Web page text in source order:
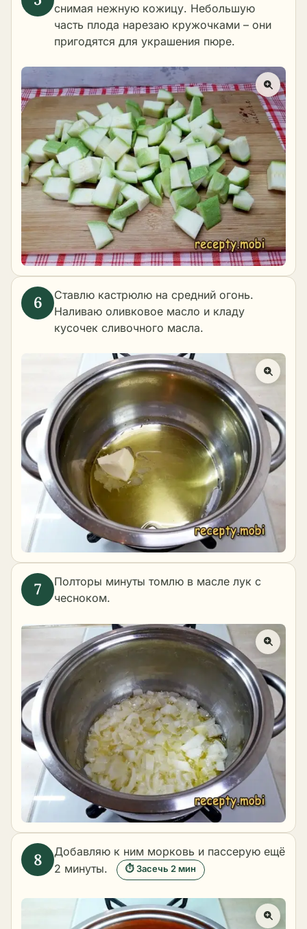
снимая нежную кожицу. Небольшую
часть плода нарезаю кружочками – они
пригодятся для украшения пюре.
Ставлю кастрюлю на средний огонь.
Наливаю оливковое масло и кладу
кусочек сливочного масла.
Полторы минуты томлю в масле лук с
чесноком.
Добавляю к ним морковь и пассерую ещё
2 минуты.
⏱ Засечь 2 мин